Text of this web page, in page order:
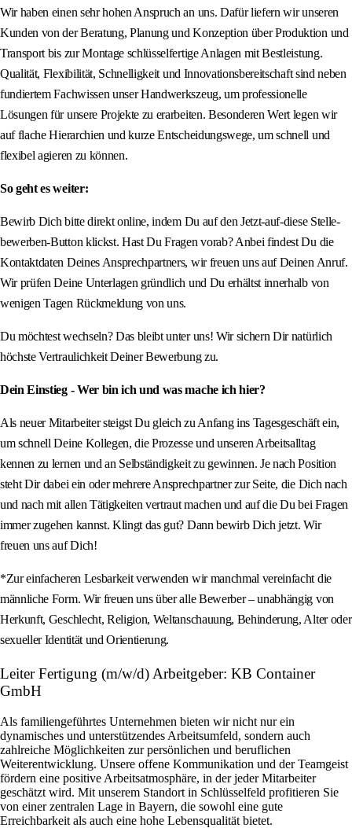
Wir haben einen sehr hohen Anspruch an uns. Dafür liefern wir unseren
Kunden von der Beratung, Planung und Konzeption über Produktion und
Transport bis zur Montage schlüsselfertige Anlagen mit Bestleistung.
Qualität, Flexibilität, Schnelligkeit und Innovationsbereitschaft sind neben
fundiertem Fachwissen unser Handwerkszeug, um professionelle
Lösungen für unsere Projekte zu erarbeiten. Besonderen Wert legen wir
auf flache Hierarchien und kurze Entscheidungswege, um schnell und
flexibel agieren zu können.
So geht es weiter:
Bewirb Dich bitte direkt online, indem Du auf den Jetzt-auf-diese Stelle-
bewerben-Button klickst. Hast Du Fragen vorab? Anbei findest Du die
Kontaktdaten Deines Ansprechpartners, wir freuen uns auf Deinen Anruf.
Wir prüfen Deine Unterlagen gründlich und Du erhältst innerhalb von
wenigen Tagen Rückmeldung von uns.
Du möchtest wechseln? Das bleibt unter uns! Wir sichern Dir natürlich
höchste Vertraulichkeit Deiner Bewerbung zu.
Dein Einstieg - Wer bin ich und was mache ich hier?
Als neuer Mitarbeiter steigst Du gleich zu Anfang ins Tagesgeschäft ein,
um schnell Deine Kollegen, die Prozesse und unseren Arbeitsalltag
kennen zu lernen und an Selbständigkeit zu gewinnen. Je nach Position
steht Dir dabei ein oder mehrere Ansprechpartner zur Seite, die Dich nach
und nach mit allen Tätigkeiten vertraut machen und auf die Du bei Fragen
immer zugehen kannst. Klingt das gut? Dann bewirb Dich jetzt. Wir
freuen uns auf Dich!
*Zur einfacheren Lesbarkeit verwenden wir manchmal vereinfacht die
männliche Form. Wir freuen uns über alle Bewerber – unabhängig von
Herkunft, Geschlecht, Religion, Weltanschauung, Behinderung, Alter oder
sexueller Identität und Orientierung.
Leiter Fertigung (m/w/d) Arbeitgeber: KB Container
GmbH
Als familiengeführtes Unternehmen bieten wir nicht nur ein
dynamisches und unterstützendes Arbeitsumfeld, sondern auch
zahlreiche Möglichkeiten zur persönlichen und beruflichen
Weiterentwicklung. Unsere offene Kommunikation und der Teamgeist
fördern eine positive Arbeitsatmosphäre, in der jeder Mitarbeiter
geschätzt wird. Mit unserem Standort in Schlüsselfeld profitieren Sie
von einer zentralen Lage in Bayern, die sowohl eine gute
Erreichbarkeit als auch eine hohe Lebensqualität bietet.